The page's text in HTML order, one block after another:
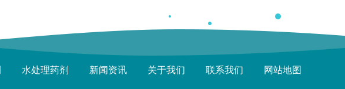
水处理药剂 新闻资讯 关于我们 联系我们 网站地图